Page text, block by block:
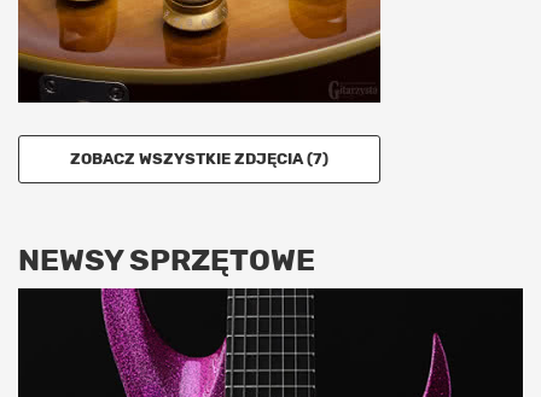
ZOBACZ WSZYSTKIE ZDJĘCIA (7)
NEWSY SPRZĘTOWE